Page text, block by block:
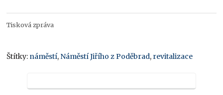
Tisková zpráva
Štítky: náměstí, Náměstí Jiřího z Poděbrad, revitalizace